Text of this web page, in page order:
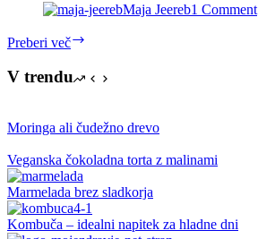
Maja Jeereb1 Comment
Preberi več
iz
in
limete
V trendu
Moringa ali čudežno drevo
Veganska čokoladna torta z malinami
Marmelada brez sladkorja
Kombuča – idealni napitek za hladne dni